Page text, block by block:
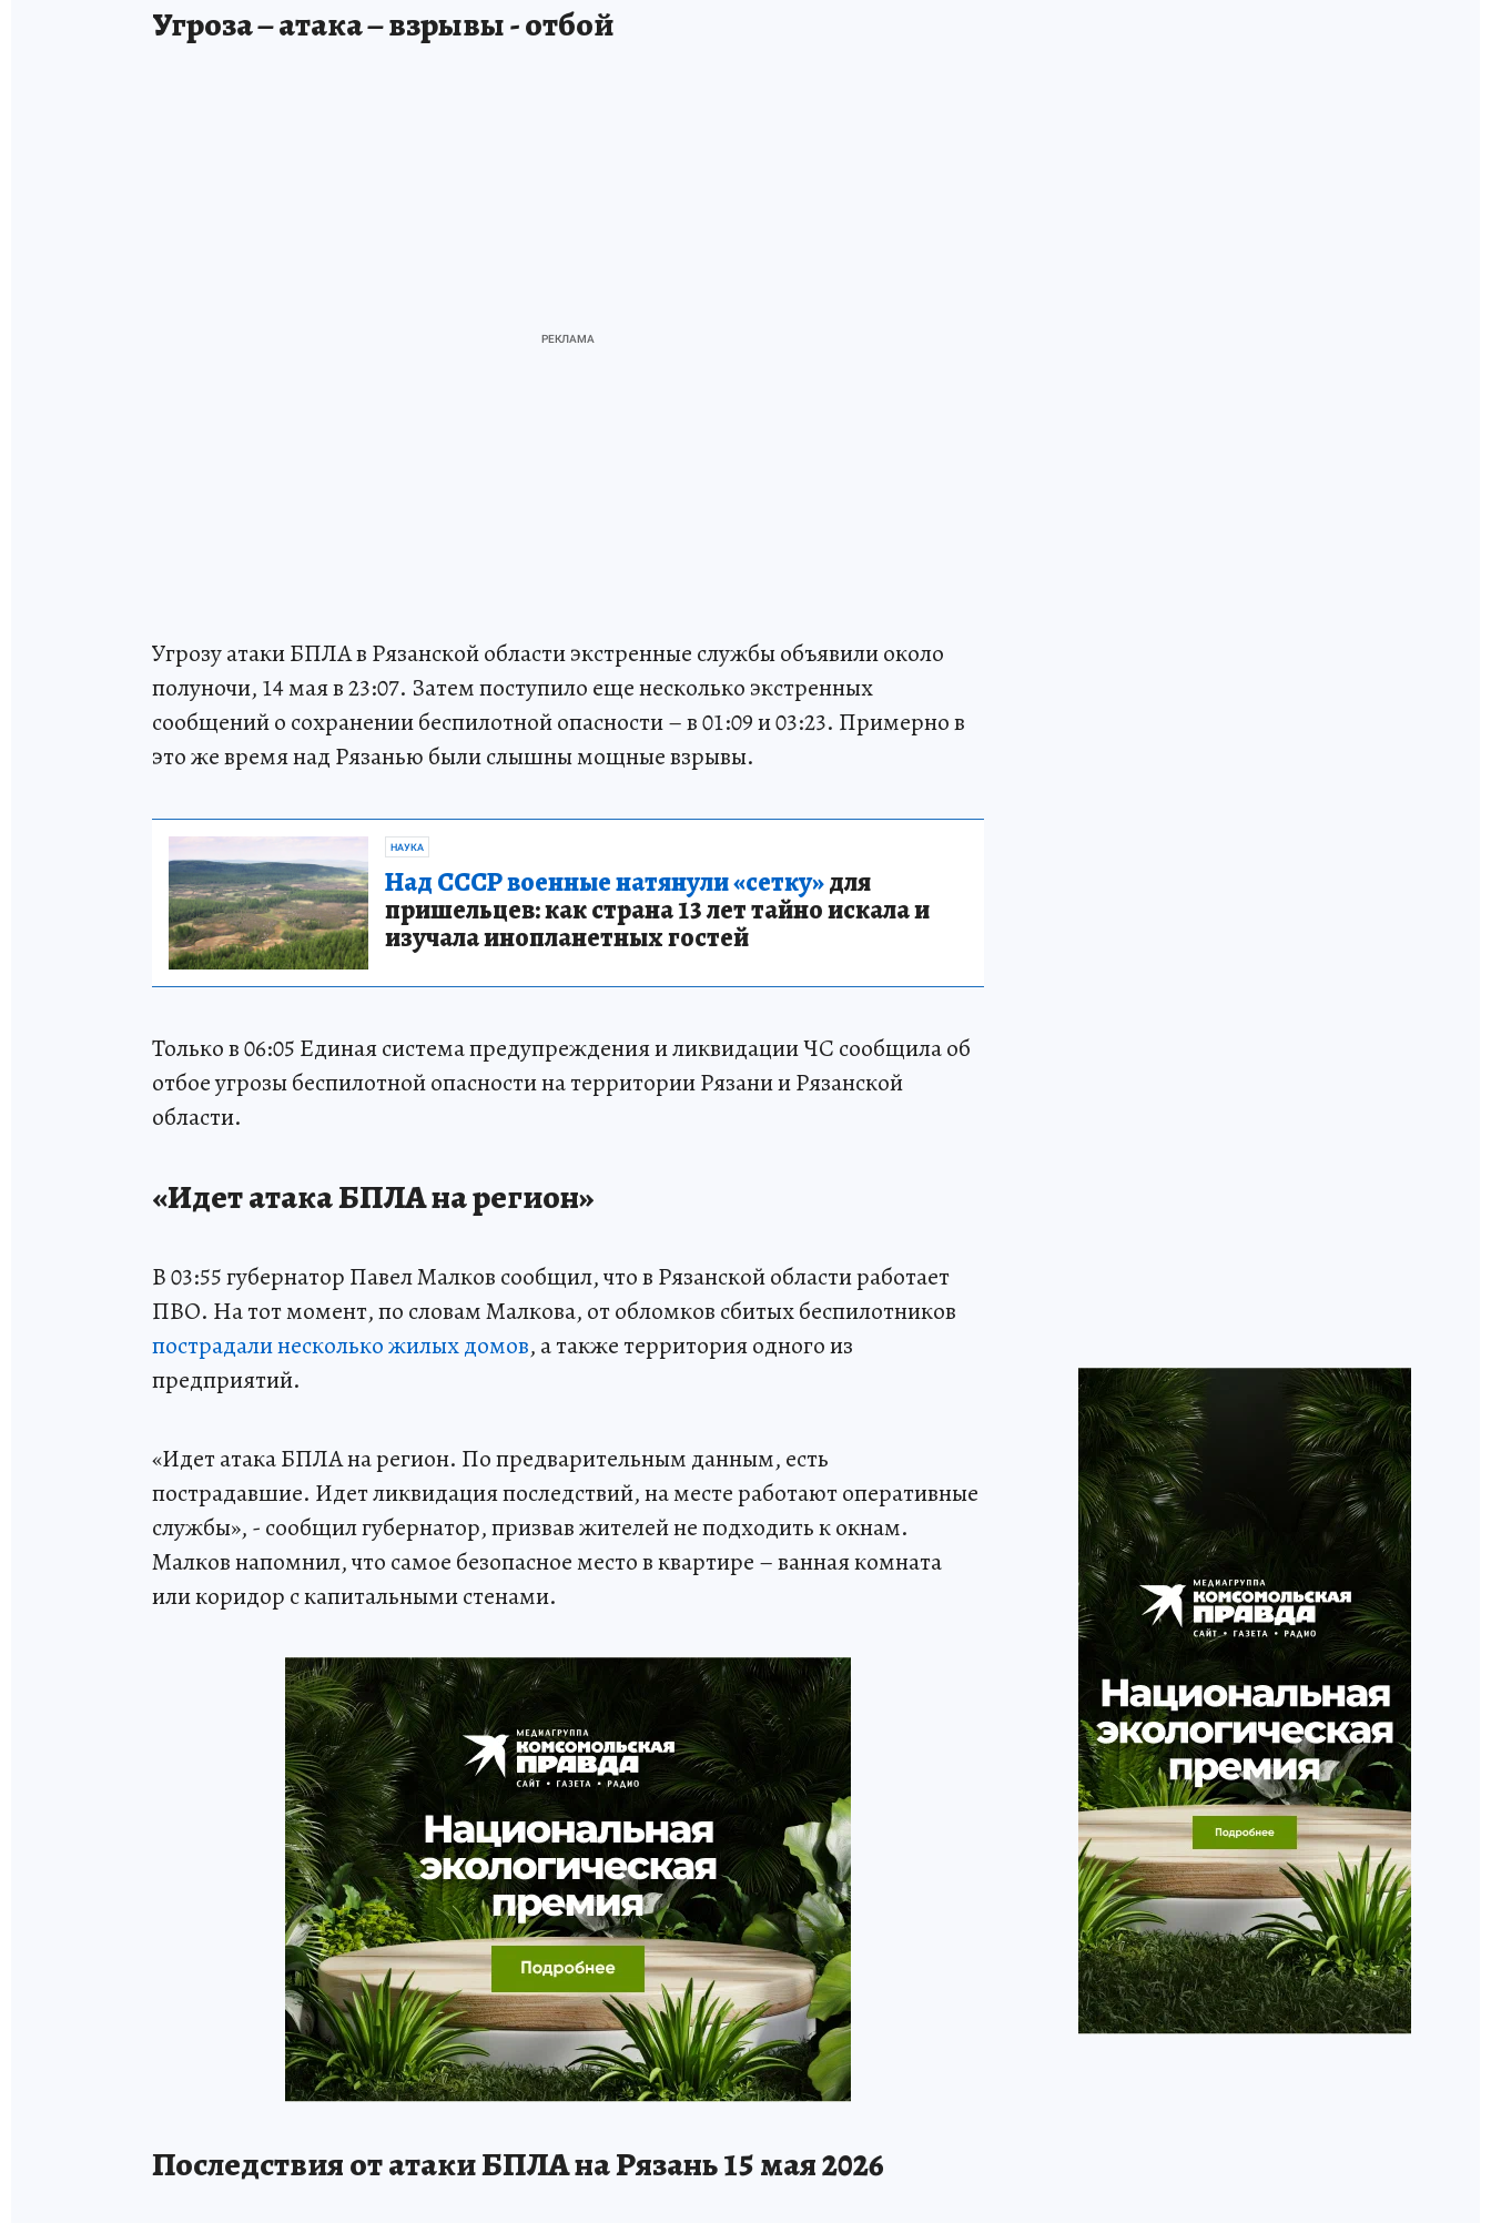
Угроза – атака – взрывы - отбой
Угрозу атаки БПЛА в Рязанской области экстренные службы объявили около
полуночи, 14 мая в 23:07. Затем поступило еще несколько экстренных
сообщений о сохранении беспилотной опасности – в 01:09 и 03:23. Примерно в
это же время над Рязанью были слышны мощные взрывы.
НАУКА
Над СССР военные натянули «сетку»для
пришельцев: как страна 13 лет тайно искала и
изучала инопланетных гостей
Только в 06:05 Единая система предупреждения и ликвидации ЧС сообщила об
отбое угрозы беспилотной опасности на территории Рязани и Рязанской
области.
«Идет атака БПЛА на регион»
В 03:55 губернатор Павел Малков сообщил, что в Рязанской области работает
ПВО. На тот момент, по словам Малкова, от обломков сбитых беспилотников
пострадали несколько жилых домов, а также территория одного из
предприятий.
«Идет атака БПЛА на регион. По предварительным данным, есть
пострадавшие. Идет ликвидация последствий, на месте работают оперативные
службы», - сообщил губернатор, призвав жителей не подходить к окнам.
Малков напомнил, что самое безопасное место в квартире – ванная комната
или коридор с капитальными стенами.
Последствия от атаки БПЛА на Рязань 15 мая 2026